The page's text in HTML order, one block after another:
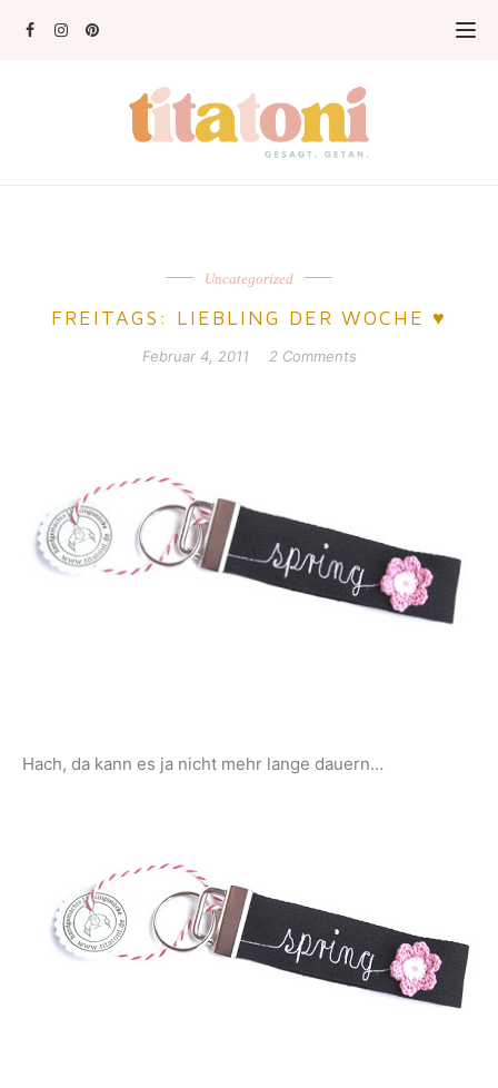
Uncategorized
FREITAGS: LIEBLING DER WOCHE ♥
Februar 4, 2011 2 Comments
Hach, da kann es ja nicht mehr lange dauern…